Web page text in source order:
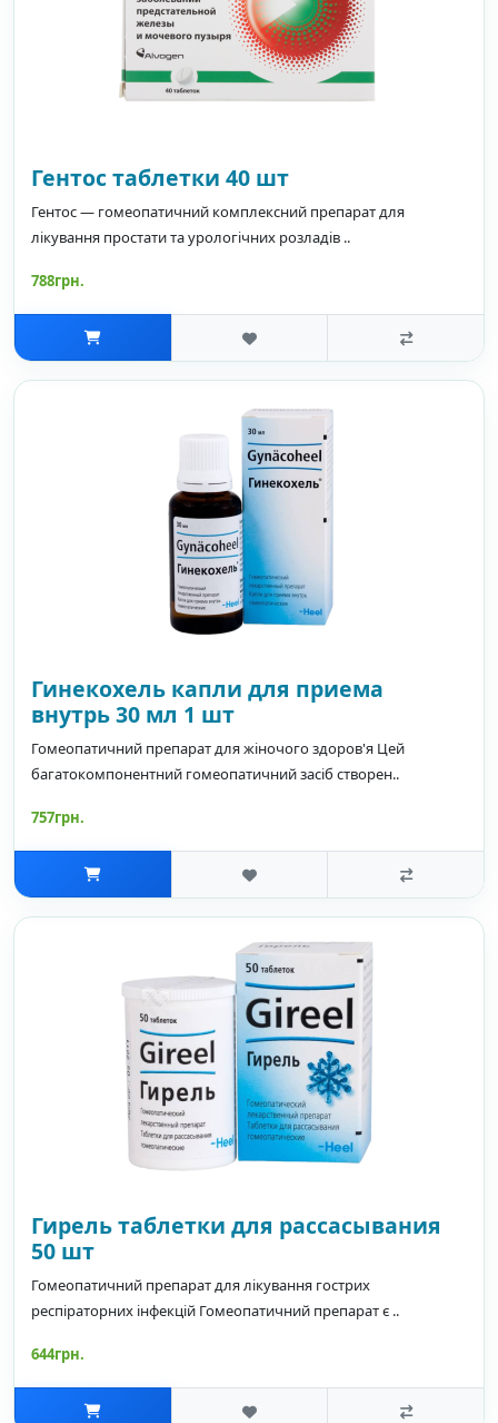
Гентос таблетки 40 шт
Гентос — гомеопатичний комплексний препарат для
лікування простати та урологічних розладів ..
788грн.
Гинекохель капли для приема
внутрь 30 мл 1 шт
Гомеопатичний препарат для жіночого здоров'я Цей
багатокомпонентний гомеопатичний засіб створен..
757грн.
Гирель таблетки для рассасывания
50 шт
Гомеопатичний препарат для лікування гострих
респіраторних інфекцій Гомеопатичний препарат є ..
644грн.